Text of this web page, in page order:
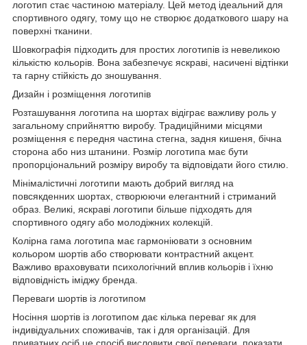
логотип стає частиною матеріалу. Цей метод ідеальний для
спортивного одягу, тому що не створює додаткового шару на
поверхні тканини.
Шовкографія підходить для простих логотипів із невеликою
кількістю кольорів. Вона забезпечує яскраві, насичені відтінки
та гарну стійкість до зношування.
Дизайн і розміщення логотипів
Розташування логотипа на шортах відіграє важливу роль у
загальному сприйняттю виробу. Традиційними місцями
розміщення є передня частина стегна, задня кишеня, бічна
сторона або низ штанини. Розмір логотипа має бути
пропорціональний розміру виробу та відповідати його стилю.
Мінімалістичні логотипи мають добрий вигляд на
повсякденних шортах, створюючи елегантний і стриманий
образ. Великі, яскраві логотипи більше підходять для
спортивного одягу або молодіжних колекцій.
Колірна гама логотипа має гармоніювати з основним
кольором шортів або створювати контрастний акцент.
Важливо враховувати психологічний вплив кольорів і їхню
відповідність іміджу бренда.
Переваги шортів із логотипом
Носіння шортів із логотипом дає кілька переваг як для
індивідуальних споживачів, так і для організацій. Для
приватних осіб це спосіб висловити свої переваги, показати